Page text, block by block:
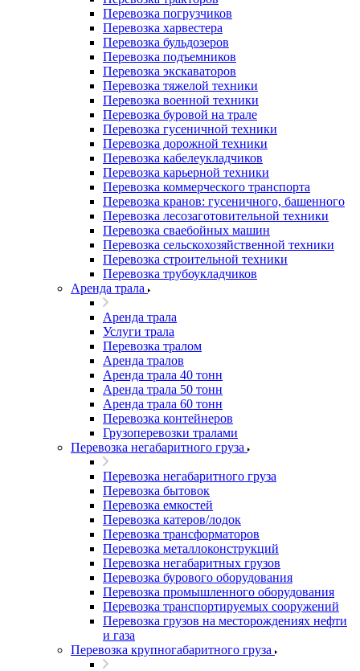
Перевозка погрузчиков
Перевозка харвестера
Перевозка бульдозеров
Перевозка подъемников
Перевозка экскаваторов
Перевозка тяжелой техники
Перевозка военной техники
Перевозка буровой на трале
Перевозка гусеничной техники
Перевозка дорожной техники
Перевозка кабелеукладчиков
Перевозка карьерной техники
Перевозка коммерческого транспорта
Перевозка кранов: гусеничного, башенного
Перевозка лесозаготовительной техники
Перевозка сваебойных машин
Перевозка сельскохозяйственной техники
Перевозка строительной техники
Перевозка трубоукладчиков
Аренда трала
Аренда трала
Услуги трала
Перевозка тралом
Аренда тралов
Аренда трала 40 тонн
Аренда трала 50 тонн
Аренда трала 60 тонн
Перевозка контейнеров
Грузоперевозки тралами
Перевозка негабаритного груза
Перевозка негабаритного груза
Перевозка бытовок
Перевозка емкостей
Перевозка катеров/лодок
Перевозка трансформаторов
Перевозка металлоконструкций
Перевозка негабаритных грузов
Перевозка бурового оборудования
Перевозка промышленного оборудования
Перевозка транспортируемых сооружений
Перевозка грузов на месторождениях нефти
и газа
Перевозка крупногабаритного груза